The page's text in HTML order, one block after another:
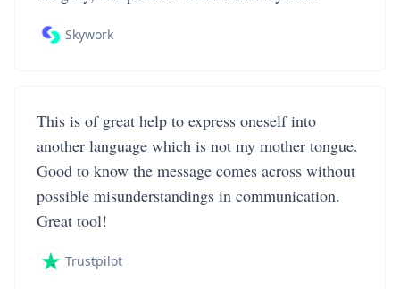
Skywork
This is of great help to express oneself into
another language which is not my mother tongue.
Good to know the message comes across without
possible misunderstandings in communication.
Great tool!
Trustpilot